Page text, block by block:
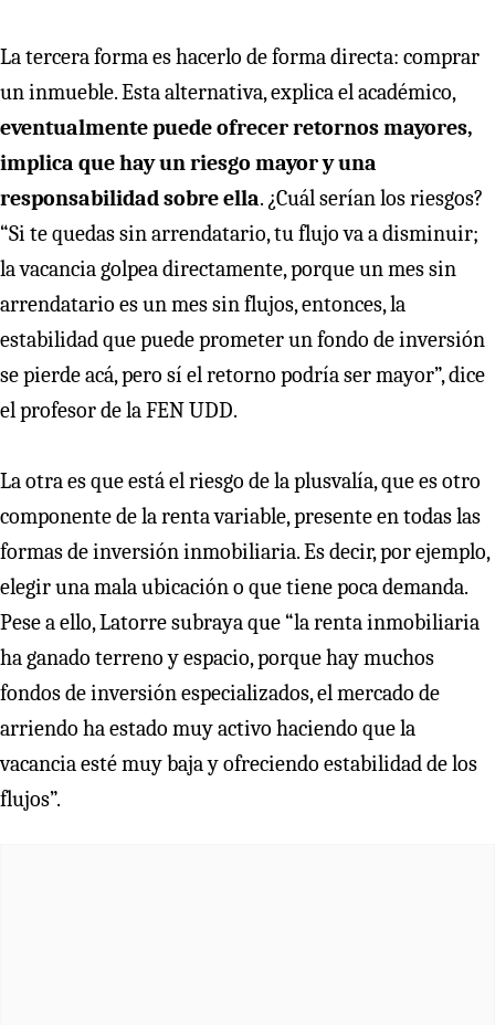
La tercera forma es hacerlo de forma directa: comprar
un inmueble. Esta alternativa, explica el académico,
eventualmente puede ofrecer retornos mayores,
implica que hay un riesgo mayor y una
responsabilidad sobre ella. ¿Cuál serían los riesgos?
“Si te quedas sin arrendatario, tu flujo va a disminuir;
la vacancia golpea directamente, porque un mes sin
arrendatario es un mes sin flujos, entonces, la
estabilidad que puede prometer un fondo de inversión
se pierde acá, pero sí el retorno podría ser mayor”, dice
el profesor de la FEN UDD.
La otra es que está el riesgo de la plusvalía, que es otro
componente de la renta variable, presente en todas las
formas de inversión inmobiliaria. Es decir, por ejemplo,
elegir una mala ubicación o que tiene poca demanda.
Pese a ello, Latorre subraya que “la renta inmobiliaria
ha ganado terreno y espacio, porque hay muchos
fondos de inversión especializados, el mercado de
arriendo ha estado muy activo haciendo que la
vacancia esté muy baja y ofreciendo estabilidad de los
flujos”.